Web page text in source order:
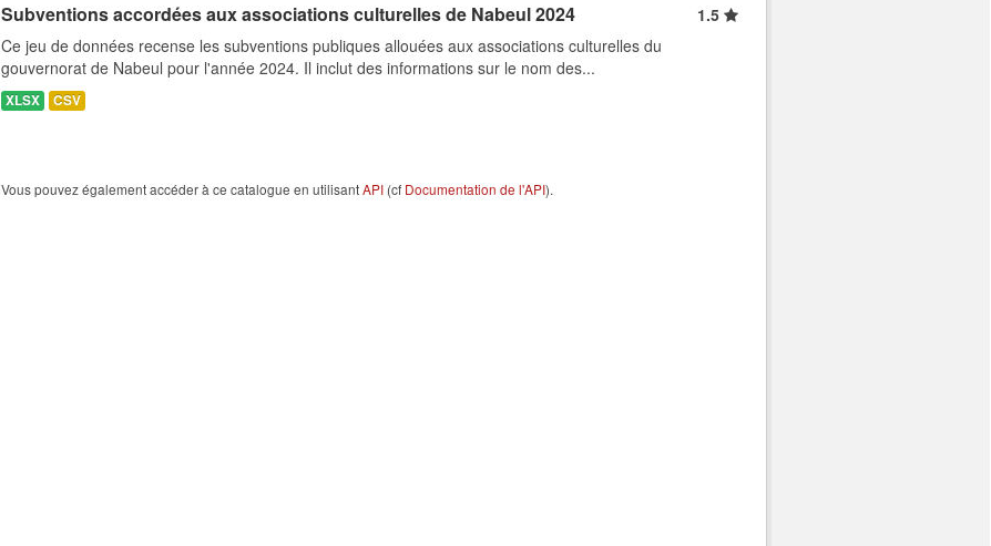
Subventions accordées aux associations culturelles de Nabeul 2024
1.5
Ce jeu de données recense les subventions publiques allouées aux associations culturelles du
gouvernorat de Nabeul pour l'année 2024. Il inclut des informations sur le nom des...
XLSX CSV
Vous pouvez également accéder à ce catalogue en utilisantAPI (cf Documentation de l'API).